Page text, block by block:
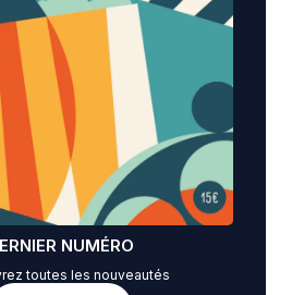
NUMÉRO
toutes les nouveautés